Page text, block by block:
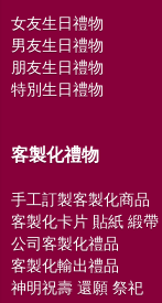
女友生日禮物
男友生日禮物
朋友生日禮物
特別生日禮物
客製化禮物
手工訂製客製化商品
客製化卡片 貼紙 緞帶
公司客製化禮品
客製化輸出禮品
神明祝壽 還願 祭祀